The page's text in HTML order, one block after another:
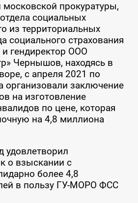
прокуратуры,
социальных
из территориальных
социального страхования
гендиректор ООО
Чернышов, находясь в
с апреля 2021 по
организовали заключение
на изготовление
по цене, которая
на 4,8 миллиона
удовлетворил
о взыскании с
более 4,8
в пользу ГУ-МОРО ФСС